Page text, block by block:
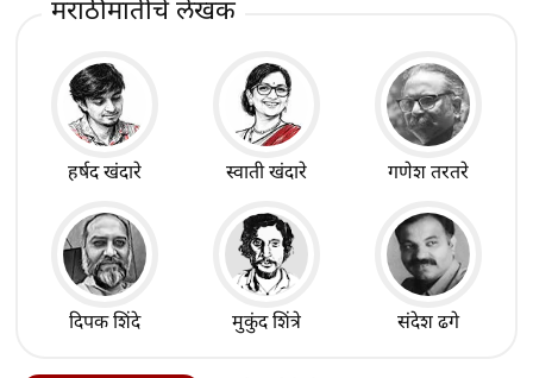
मराठीमातीचे लेखक
हर्षद खंदारे स्वाती खंदारे गणेश तरतरे
दिपक शिंदे मुकुंद शिंत्रे संदेश ढगे